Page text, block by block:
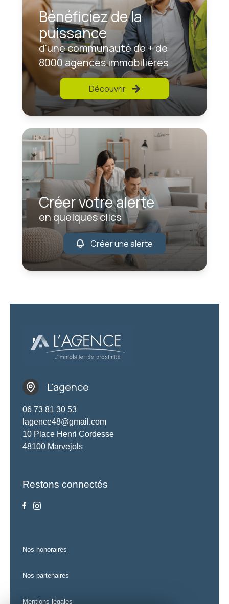
Bénéficiez de la
puissance
d'une communauté de + de
8000 agences immobilières
Découvrir
Créer votre alerte
en quelques clics
Créer une alerte
L'agence
06 73 81 30 53
lagence48@gmail.com
10 Place Henri Cordesse
48100 Marvejols
Restons connectés
nos honoraires
nos partenaires
mentions légales